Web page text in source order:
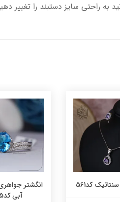
به راحتی سایز دستبند را تغییر
کد561
انگشتر
آبی کد565